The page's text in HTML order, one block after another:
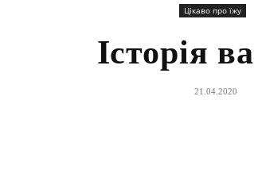
Цікаво про їжу
Історія
21.04.2020